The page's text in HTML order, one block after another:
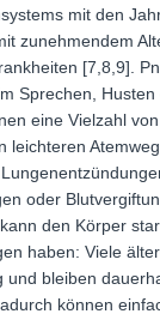
mit den
zunehmendem
[7,8,9].
Sprechen, Husten
eine Vielzahl
leichteren
oder
den Körper
haben: Viele
und bleiben
können